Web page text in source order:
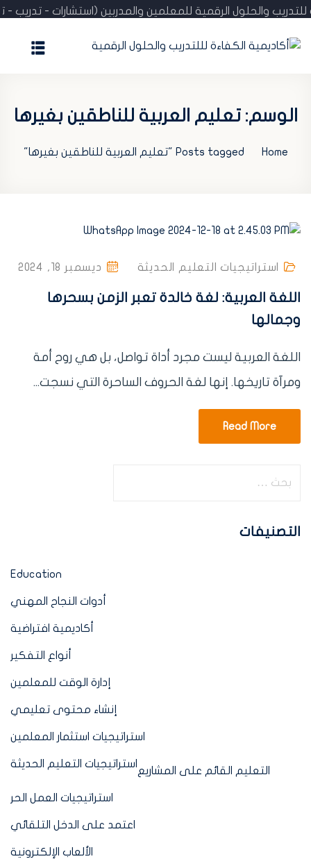
والحلول الرقمية للمعلمين والمدربين (استشارات -
المدونة
تحقّق من الشهادة
الوسم:تعليم العربية للناطقين بغيرها
Home Posts tagged "تعليم العربية للناطقين بغيرها"
استراتيجيات التعليم الحديثة ديسمبر 18, 2024
اللغة العربية: لغة خالدة تعبر الزمن بسحرها
وجمالها
اللغة العربية ليست مجرد أداة تواصل، بل هي روح أمة
ومرآة تاريخها. إنها لغة الحروف الساحرة التي نسجت...
Read More
التصنيفات
Education
أدوات النجاح المهني
أكاديمية افتراضية
أنواع التفكير
إدارة الوقت للمعلمين
إنشاء محتوى تعليمي
استراتيجيات استثمار المعلمين
استراتيجيات التعليم الحديثة
التعليم القائم على المشاريع
استراتيجيات العمل الحر
اعتمد على الدخل التلقائي
الألعاب الإلكترونية